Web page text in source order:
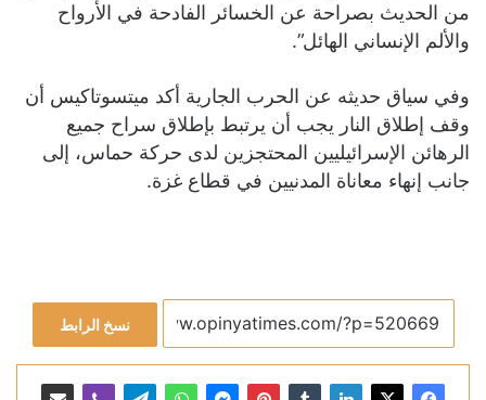
من الحديث بصراحة عن الخسائر الفادحة في الأرواح
والألم الإنساني الهائل”.
وفي سياق حديثه عن الحرب الجارية أكد ميتسوتاكيس أن
وقف إطلاق النار يجب أن يرتبط بإطلاق سراح جميع
الرهائن الإسرائيليين المحتجزين لدى حركة حماس، إلى
جانب إنهاء معاناة المدنيين في قطاع غزة.
نسخ الرابط